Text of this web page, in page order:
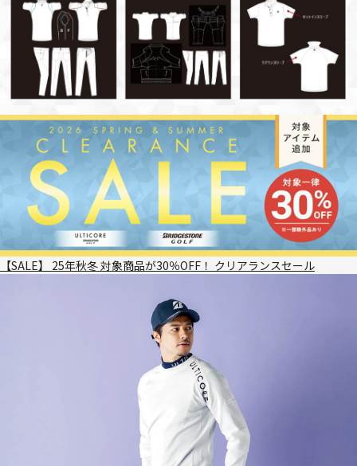
【SALE】 25年秋冬 対象商品が30％OFF！ クリアランスセール